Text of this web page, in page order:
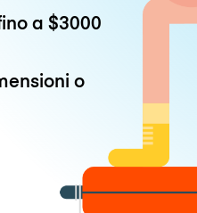
a$3000
o